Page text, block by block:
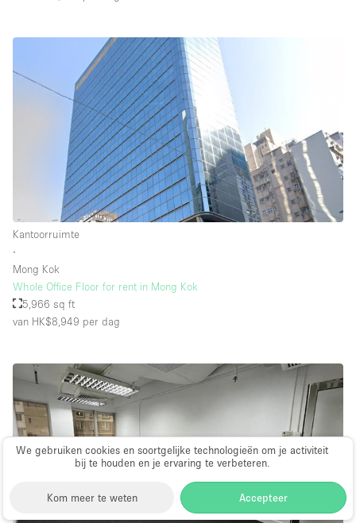
We gebruiken cookies en soortgelijke technologieën om je activiteit
bij te houden en je ervaring te verbeteren.
Kom meer te weten Accepteer
Kantoorruimte
∙
Mong Kok
Whole Office Floor for rent in Mong Kok
5,966 sq ft
van HK$8,949 per dag